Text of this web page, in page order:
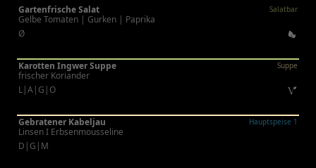
Gartenfrische Salat Salatbar
Gelbe Tomaten | Gurken | Paprika
Ø
Karotten Ingwer Suppe Suppe
frischer Koriander
L|A|G|O
Gebratener Kabeljau Hauptspeise 1
Linsen I Erbsenmousseline
D|G|M